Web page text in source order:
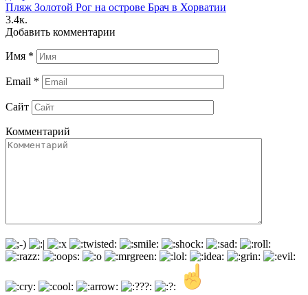
Пляж Золотой Рог на острове Брач в Хорватии
3.4к.
Добавить комментарии
Имя *
Email *
Сайт
Комментарий